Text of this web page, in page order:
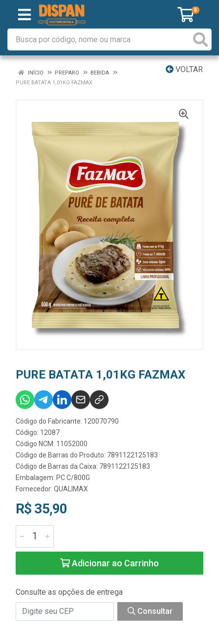
0
VOLTAR
INÍCIO PREPARO
BEBIDA
PURE BATATA 1,01KG FAZMAX
PURE BATATA 1,01KG FAZMAX
Código do Fabricante: 120070790
Código: 12087
Código NCM: 11052000
Código de Barras do Produto: 7891122125183
Código de Barras da Caixa: 7891122125183
Embalagem: PC C/800G
Fornecedor: QUALIMAX
R$ 35,90
Adicionar ao Carrinho
Consulte as opções de entrega
Consultar